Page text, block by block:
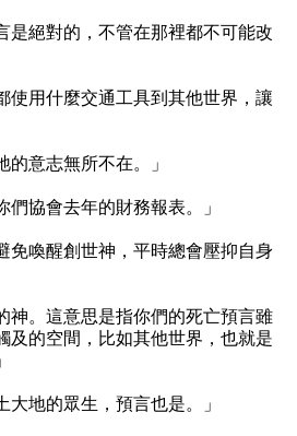
是絕對的，不管在那裡都不可能改
使用什麼交通工具到其他世界，讓
的意志無所不在。」
們協會去年的財務報表。」
免喚醒創世神，平時總會壓抑自身
神。這意思是指你們的死亡預言雖
及的空間，比如其他世界，也就是
大地的眾生，預言也是。」